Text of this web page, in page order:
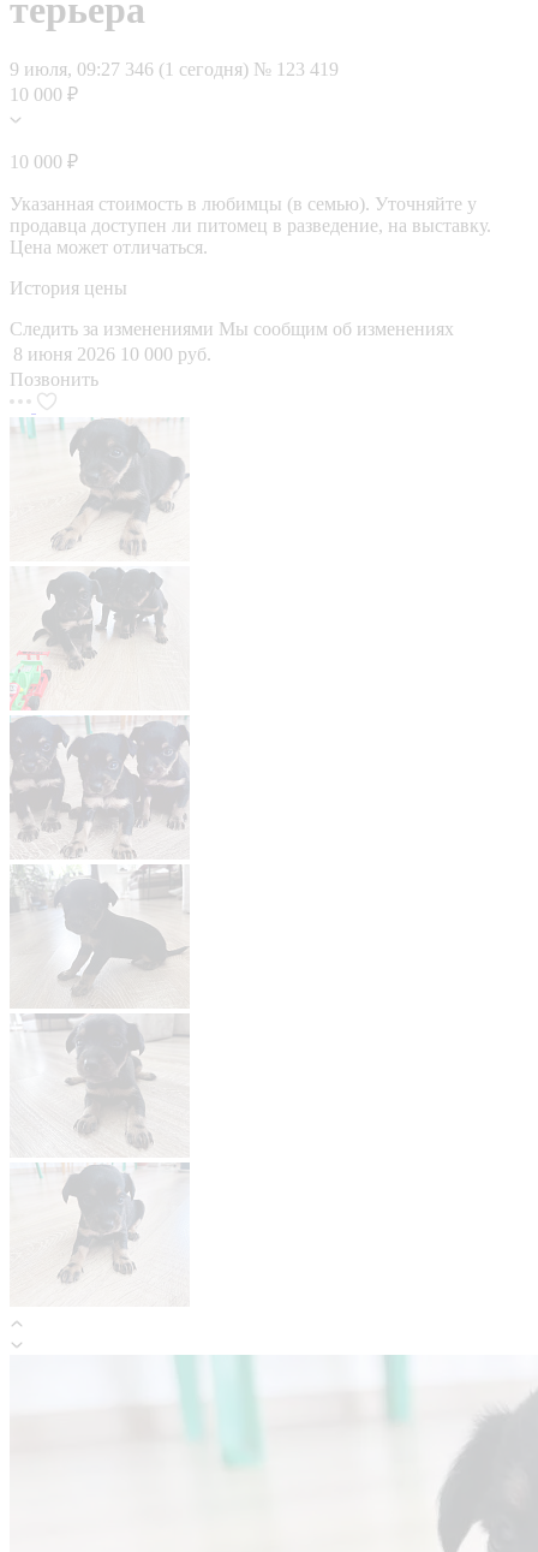
терьера
9 июля, 09:27 346 (1 сегодня) № 123 419
10 000 ₽
10 000 ₽
Указанная стоимость в любимцы (в семью). Уточняйте у
продавца доступен ли питомец в разведение, на выставку.
Цена может отличаться.
История цены
Следить за изменениями Мы сообщим об изменениях
8 июня 2026 10 000 руб.
Позвонить